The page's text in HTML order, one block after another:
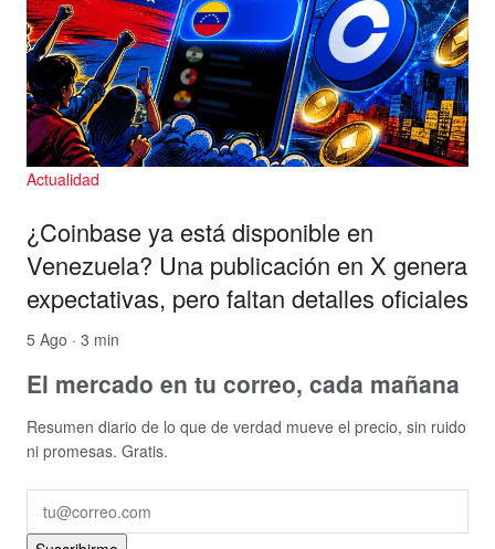
Actualidad
¿Coinbase ya está disponible en
Venezuela? Una publicación en X genera
expectativas, pero faltan detalles oficiales
5 Ago · 3 min
El mercado en tu correo, cada mañana
Resumen diario de lo que de verdad mueve el precio, sin ruido
ni promesas. Gratis.